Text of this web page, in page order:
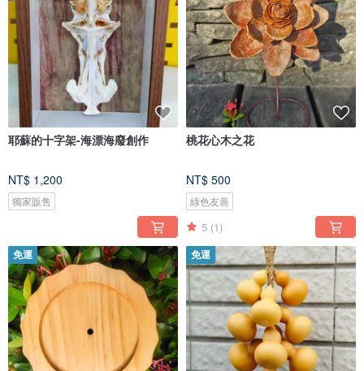
耶蘇的十字架-海漂海廢創作
NT$ 1,200
獨家販售
桃花心木之花
NT$ 500
綠色友善
5 (1)
免運 免運